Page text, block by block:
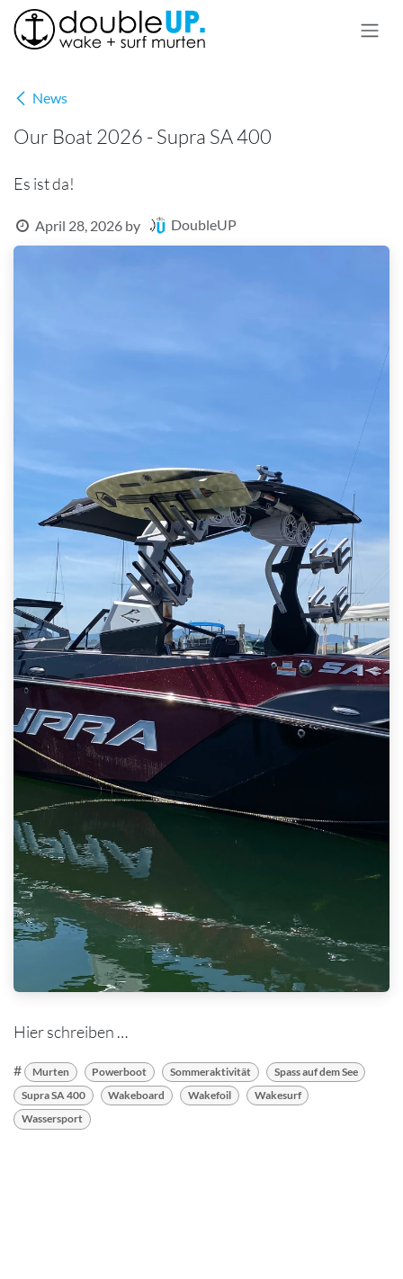
Skip to Content
News
Our Boat 2026 - Supra SA 400
Es ist da!
April 28, 2026 by DoubleUP
Hier schreiben …
# Murten Powerboot Sommeraktivität
Spass auf dem See
Supra SA 400
Wakeboard Wakefoil
Wakesurf
Wassersport